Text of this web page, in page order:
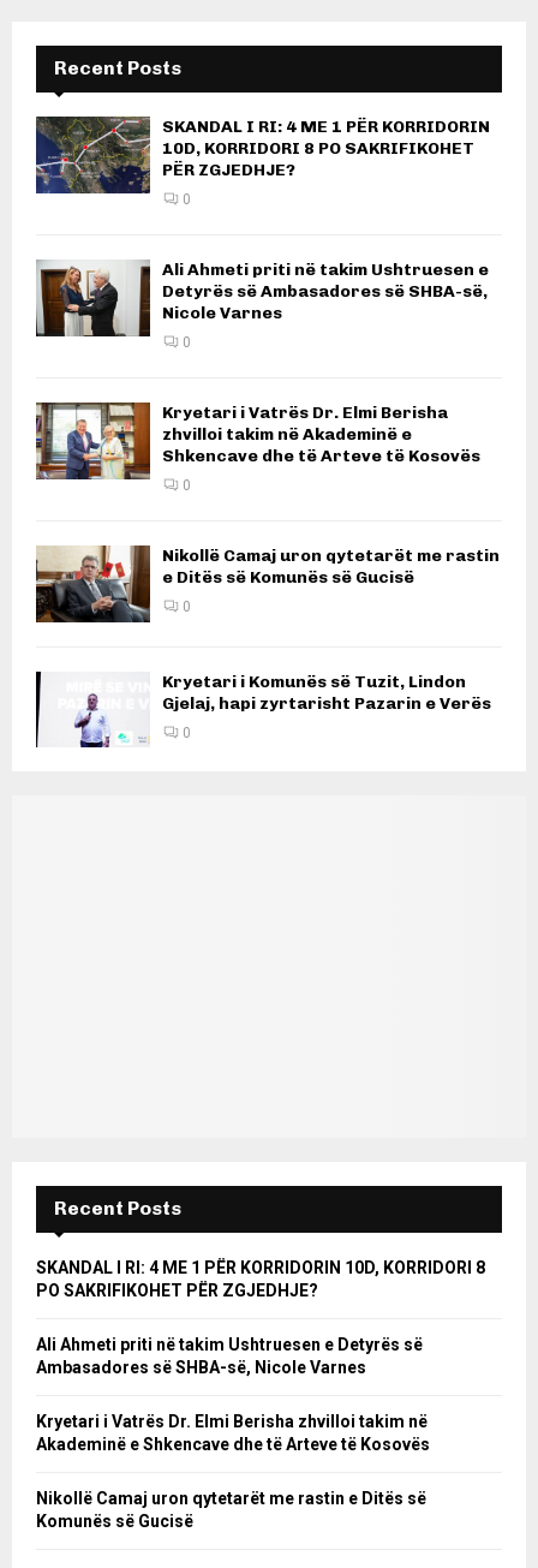
Recent Posts
SKANDAL I RI: 4 ME 1 PËR KORRIDORIN
10D, KORRIDORI 8 PO SAKRIFIKOHET
PËR ZGJEDHJE?
0
Ali Ahmeti priti në takim Ushtruesen e
Detyrës së Ambasadores së SHBA-së,
Nicole Varnes
0
Kryetari i Vatrës Dr. Elmi Berisha
zhvilloi takim në Akademinë e
Shkencave dhe të Arteve të Kosovës
0
Nikollë Camaj uron qytetarët me rastin
e Ditës së Komunës së Gucisë
0
Kryetari i Komunës së Tuzit, Lindon
Gjelaj, hapi zyrtarisht Pazarin e Verës
0
Recent Posts
SKANDAL I RI: 4 ME 1 PËR KORRIDORIN 10D, KORRIDORI 8
PO SAKRIFIKOHET PËR ZGJEDHJE?
Ali Ahmeti priti në takim Ushtruesen e Detyrës së
Ambasadores së SHBA-së, Nicole Varnes
Kryetari i Vatrës Dr. Elmi Berisha zhvilloi takim në
Akademinë e Shkencave dhe të Arteve të Kosovës
Nikollë Camaj uron qytetarët me rastin e Ditës së
Komunës së Gucisë